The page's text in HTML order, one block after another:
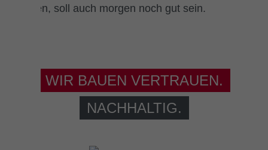
erhalten, soll auch morgen noch gut sein.
WIR BAUEN VERTRAUEN.
NACHHALTIG.